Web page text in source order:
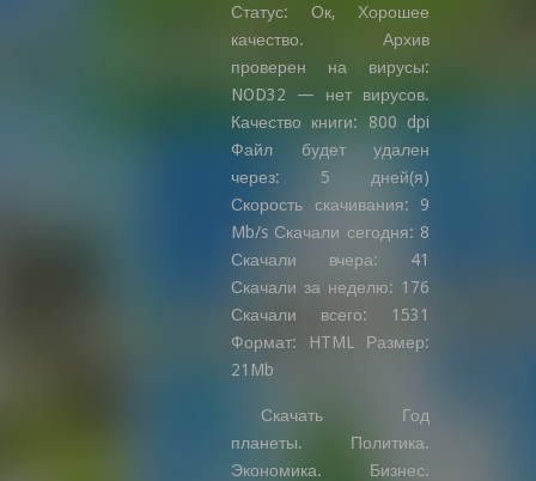
Статус: Ок, Хорошее
качество. Архив
проверен на вирусы:
NOD32 — нет вирусов.
Качество книги: 800 dpi
Файл будет удален
через: 5 дней(я)
Скорость скачивания: 9
Mb/s Скачали сегодня: 8
Скачали вчера: 41
Скачали за неделю: 176
Скачали всего: 1531
Формат: HTML Размер:
21Mb
Скачать Год
планеты. Политика.
Экономика. Бизнес.